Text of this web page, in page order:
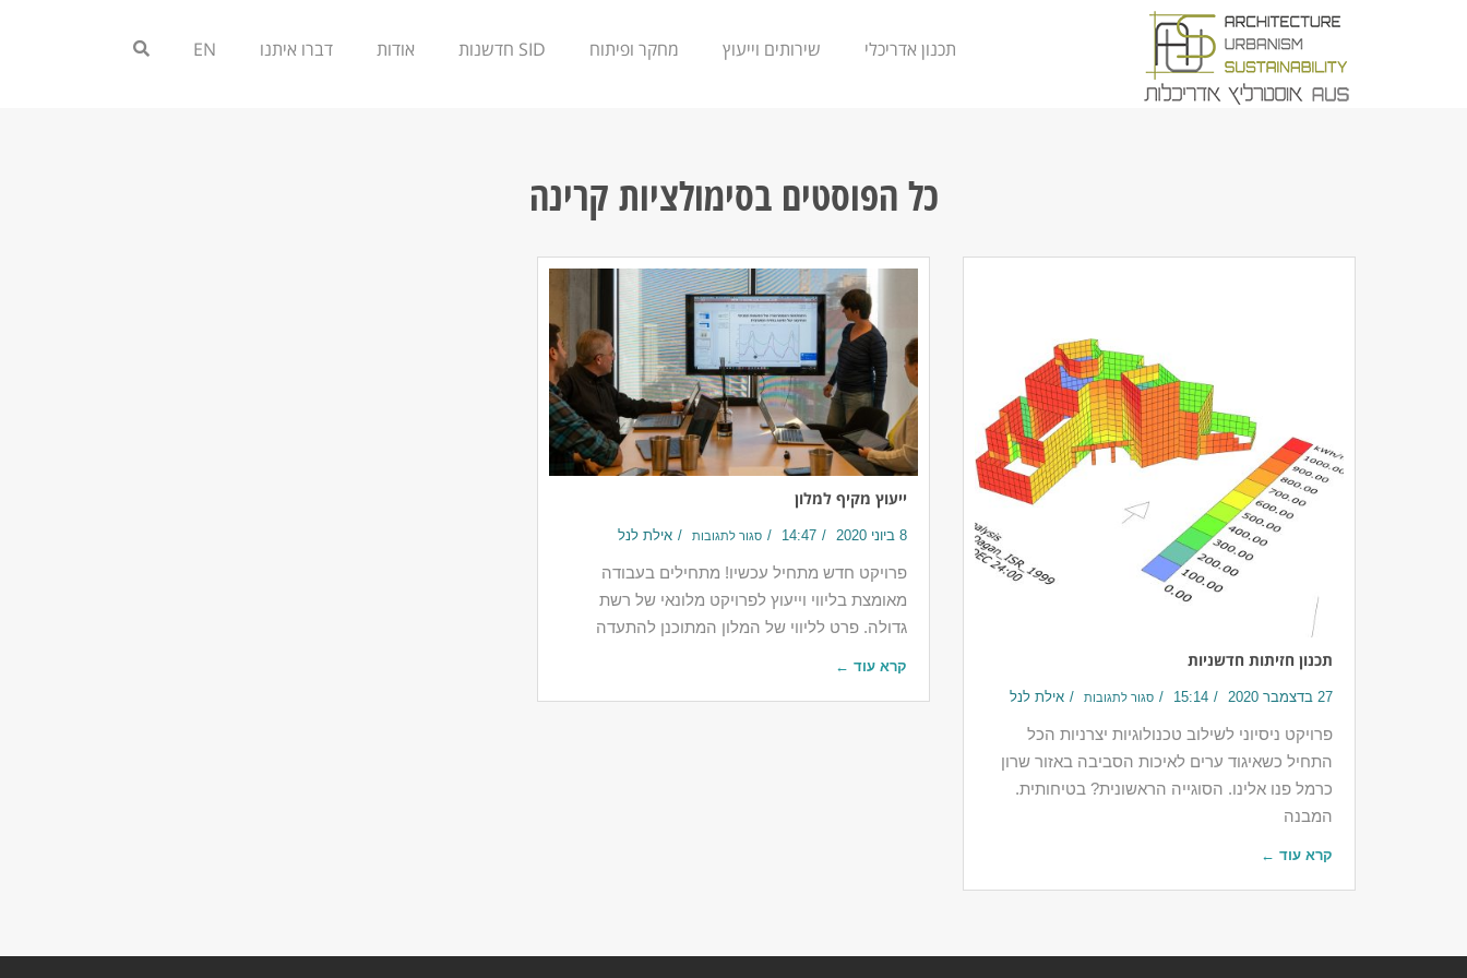
תכנון אדריכלי שירותים וייעוץ מחקר ופיתוח SID חדשנות אודות דברו איתנו EN
כל הפוסטים בסימולציות קרינה
תכנון חזיתות חדשניות
27 בדצמבר 2020 15:14 סגור לתגובות אילת לנל
פרויקט ניסיוני לשילוב טכנולוגיות יצרניות הכל
התחיל כשאיגוד ערים לאיכות הסביבה באזור שרון
כרמל פנו אלינו. הסוגייה הראשונית? בטיחותית.
המבנה
קרא עוד ←
ייעוץ מקיף למלון
8 ביוני 2020 14:47 סגור לתגובות אילת לנל
פרויקט חדש מתחיל עכשיו! מתחילים בעבודה
מאומצת בליווי וייעוץ לפרויקט מלונאי של רשת
גדולה. פרט לליווי של המלון המתוכנן להתעדה
קרא עוד ←